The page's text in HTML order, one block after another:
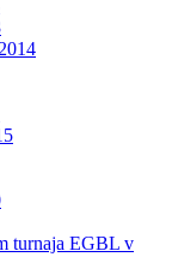
turnaja EGBL v